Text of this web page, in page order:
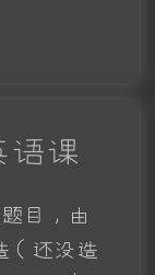
语课
目，由
（还没造